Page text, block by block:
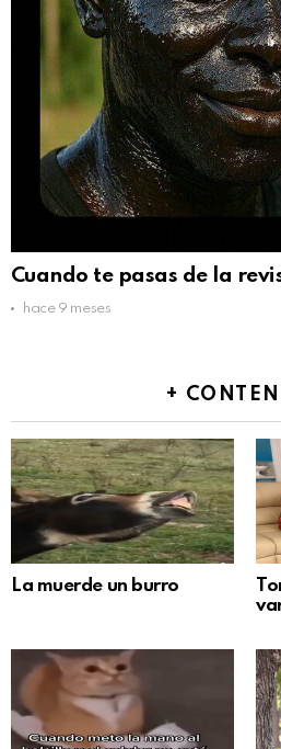
Cuando te pasas de la
hace 9 meses
+
La muerde un burro